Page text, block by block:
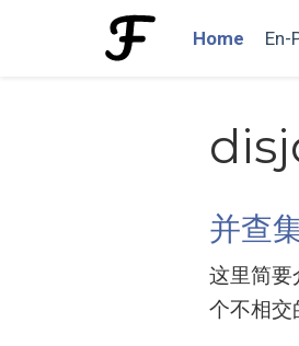
Home En-
并查
这里简要
个不相交